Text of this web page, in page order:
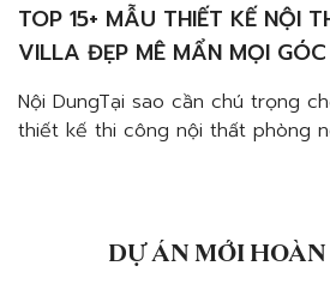
TOP 15+ MẪU THIẾT KẾ NỘI
VILLA ĐẸP MÊ MẨN MỌI GÓC
Nội DungTại sao cần chú trọng
thiết kế thi công nội thất phòng
gỗ tự nhiên cần lưu […]
DỰ ÁN MỚI